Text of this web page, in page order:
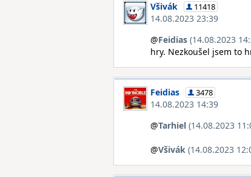
Všivák 11418
14.08.2023 23:39
@Feidias (14.08.2023
hry. Nezkoušel jsem to
Feidias 3478
14.08.2023 14:39
@Tarhiel (14.08.2023
@Všivák (14.08.2023